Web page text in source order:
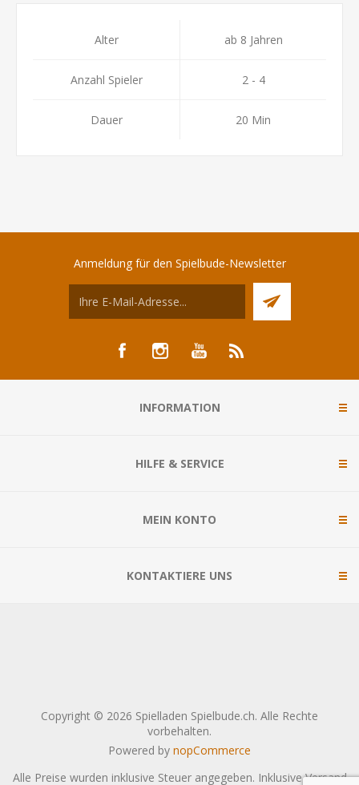
Alter ab 8 Jahren
Anzahl Spieler 2 - 4
Dauer 20 Min
Anmeldung für den Spielbude-Newsletter
INFORMATION
HILFE & SERVICE
MEIN KONTO
KONTAKTIERE UNS
Copyright © 2026 Spielladen Spielbude.ch. Alle Rechte
vorbehalten.
Powered by nopCommerce
Alle Preise wurden inklusive Steuer angegeben. InklusiveVersand